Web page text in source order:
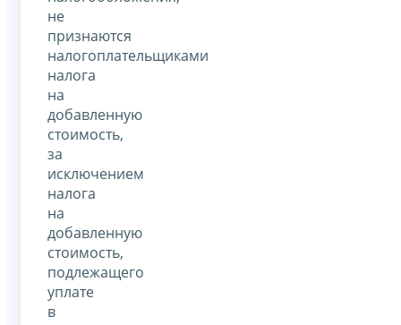
не
признаются
налогоплательщиками
налога
на
добавленную
стоимость,
за
исключением
налога
на
добавленную
стоимость,
подлежащего
уплате
в